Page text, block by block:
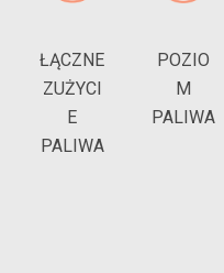
ŁĄCZNE
ZUŻYCI
E
PALIWA
POZIO
M
PALIWA